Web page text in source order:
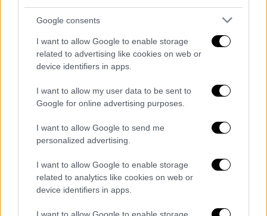
Google consents
I want to allow Google to enable storage
related to advertising like cookies on web or
device identifiers in apps.
I want to allow my user data to be sent to
Google for online advertising purposes.
I want to allow Google to send me
personalized advertising.
I want to allow Google to enable storage
related to analytics like cookies on web or
device identifiers in apps.